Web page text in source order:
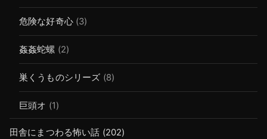
危険な好奇心(3)
姦姦蛇螺 (2)
巣くうものシリーズ (8)
巨頭オ (1)
田舎にまつわる怖い話 (202)